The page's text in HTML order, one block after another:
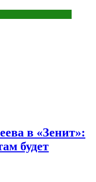
в «Зенит»:
будет